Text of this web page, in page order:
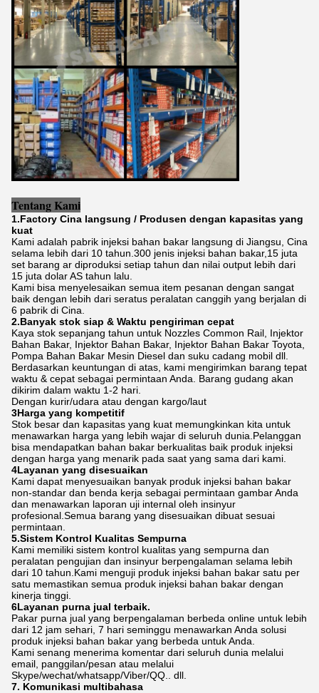
Tentang Kami
1.Factory Cina langsung / Produsen dengan kapasitas yang
kuat
Kami adalah pabrik injeksi bahan bakar langsung di Jiangsu, Cina
selama lebih dari 10 tahun.300 jenis injeksi bahan bakar,15 juta
set barang ar diproduksi setiap tahun dan nilai output lebih dari
15 juta dolar AS tahun lalu.
Kami bisa menyelesaikan semua item pesanan dengan sangat
baik dengan lebih dari seratus peralatan canggih yang berjalan di
6 pabrik di Cina.
2.Banyak stok siap & Waktu pengiriman cepat
Kaya stok sepanjang tahun untuk Nozzles Common Rail, Injektor
Bahan Bakar, Injektor Bahan Bakar, Injektor Bahan Bakar Toyota,
Pompa Bahan Bakar Mesin Diesel dan suku cadang mobil dll.
Berdasarkan keuntungan di atas, kami mengirimkan barang tepat
waktu & cepat sebagai permintaan Anda. Barang gudang akan
dikirim dalam waktu 1-2 hari.
Dengan kurir/udara atau dengan kargo/laut
3Harga yang kompetitif
Stok besar dan kapasitas yang kuat memungkinkan kita untuk
menawarkan harga yang lebih wajar di seluruh dunia.Pelanggan
bisa mendapatkan bahan bakar berkualitas baik produk injeksi
dengan harga yang menarik pada saat yang sama dari kami.
4Layanan yang disesuaikan
Kami dapat menyesuaikan banyak produk injeksi bahan bakar
non-standar dan benda kerja sebagai permintaan gambar Anda
dan menawarkan laporan uji internal oleh insinyur
profesional.Semua barang yang disesuaikan dibuat sesuai
permintaan.
5.Sistem Kontrol Kualitas Sempurna
Kami memiliki sistem kontrol kualitas yang sempurna dan
peralatan pengujian dan insinyur berpengalaman selama lebih
dari 10 tahun.Kami menguji produk injeksi bahan bakar satu per
satu memastikan semua produk injeksi bahan bakar dengan
kinerja tinggi.
6Layanan purna jual terbaik.
Pakar purna jual yang berpengalaman berbeda online untuk lebih
dari 12 jam sehari, 7 hari seminggu menawarkan Anda solusi
produk injeksi bahan bakar yang berbeda untuk Anda.
Kami senang menerima komentar dari seluruh dunia melalui
email, panggilan/pesan atau melalui
Skype/wechat/whatsapp/Viber/QQ.. dll.
7. Komunikasi multibahasa